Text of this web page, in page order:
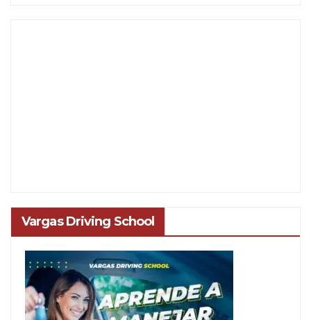
Vargas Driving School